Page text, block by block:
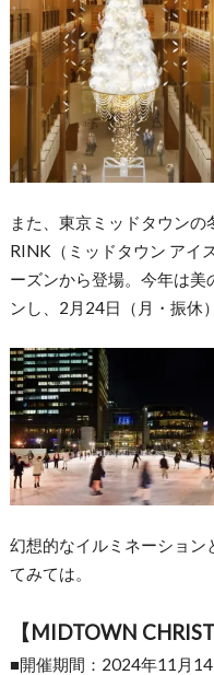
また、東京ミッドタウン
RINK（ミッドタウン アイ
ーズンから登場。 今年は美
ンし、2月24日（月・振休
幻想的なイルミネーション
てみては。
【MIDTOWN
■開催期間：2024年11月